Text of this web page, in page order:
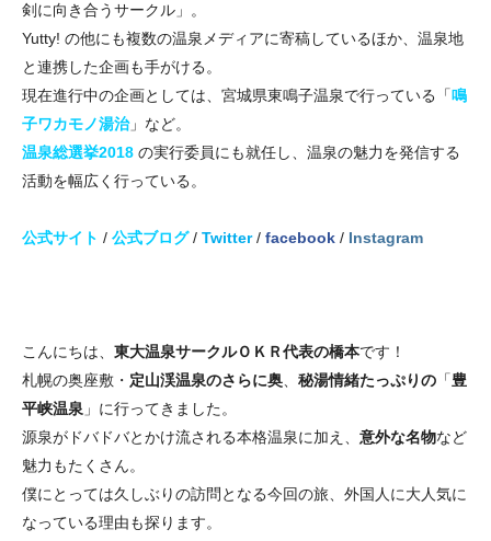
剣に向き合うサークル」。
Yutty! の他にも複数の温泉メディアに寄稿しているほか、温泉地
と連携した企画も手がける。
現在進行中の企画としては、宮城県東鳴子温泉で行っている「鳴
子ワカモノ湯治」など。
温泉総選挙2018 の実行委員にも就任し、温泉の魅力を発信する
活動を幅広く行っている。
公式サイト / 公式ブログ / Twitter / facebook / Instagram
こんにちは、 東大温泉サークルＯＫＲ代表の橋本です！
札幌の奥座敷・ 定山渓温泉のさらに奥 秘湯情緒たっぷりの 「豊
平峡温泉 」に行ってきました。
源泉がドバドバとかけ流される本格温泉に加え、 意外な名物など
魅力もたくさん。
僕にとっては久しぶりの訪問となる今回の旅、外国人に大人気に
なっている理由も探ります。